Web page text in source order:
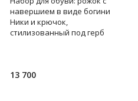
навершием в виде богини
Ники и крючок,
стилизованный под герб
13 700